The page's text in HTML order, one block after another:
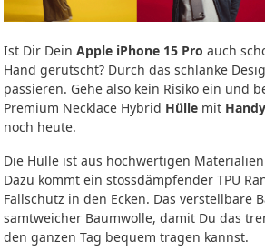
Ist Dir Dein Apple iPhone 15 Pro auch
Hand gerutscht? Durch das schlanke
passieren. Gehe also kein Risiko ein und
Premium Necklace Hybrid Hülle mit
noch heute.
Die Hülle ist aus hochwertigen
Dazu kommt ein stossdämpfender TPU
Fallschutz in den Ecken. Das verstellbare
samtweicher Baumwolle, damit Du das
den ganzen Tag bequem tragen kannst.